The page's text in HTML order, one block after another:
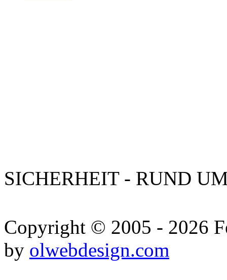
SICHERHEIT - RUND
Copyright © 2005 - 2026
by olwebdesign.com